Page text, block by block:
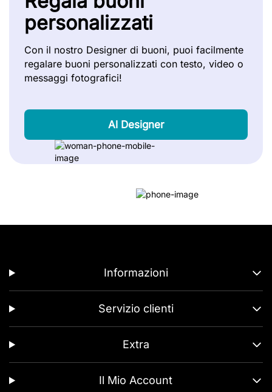
personalizzati
Con il nostro Designer di buoni, puoi facilmente
regalare buoni personalizzati con testo, video o
messaggi fotografici!
Al Designer
Informazioni
Servizio clienti
Extra
Il Mio Account